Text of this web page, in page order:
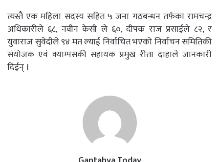
त्यस्तै एक महिला सदस्य सहित ५ जना गठबन्धन तर्फका रामचन्द्र
अधिकारीले ६८, नवीन केसी ले ६०, दीपक राज प्रसाईले ८२, र
युवाराज सुवेदीले ९४ मत ल्याई निर्वाचित भएको निर्वाचन समितिकी
संयोजक एवं क्याम्पसकी सहायक प्रमुख रीता दाहाले जानकारी
दिईन् ।